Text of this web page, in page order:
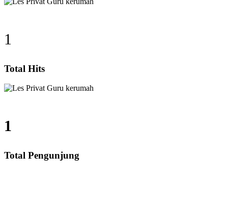
1
Total Hits
1
Total Pengunjung